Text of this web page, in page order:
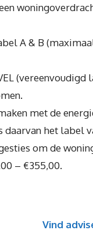
A & B
(vereenvoudigd
met de
daarvan het label
om de
– €355,00.
Vind